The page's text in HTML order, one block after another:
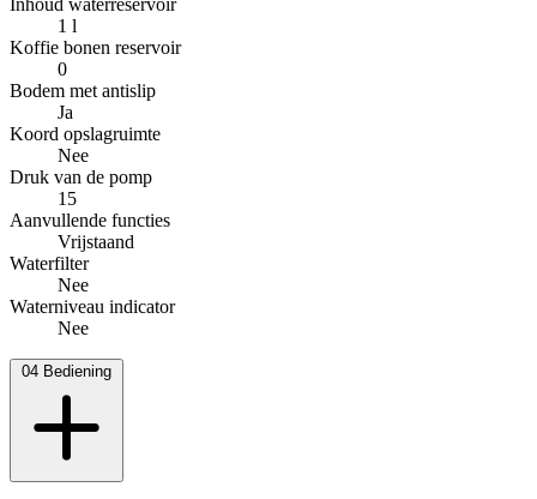
1 l
Koffie bonen reservoir
0
Bodem met antislip
Ja
Koord opslagruimte
Nee
Druk van de pomp
15
Aanvullende functies
Vrijstaand
Waterfilter
Nee
Waterniveau indicator
Nee
04 Bediening